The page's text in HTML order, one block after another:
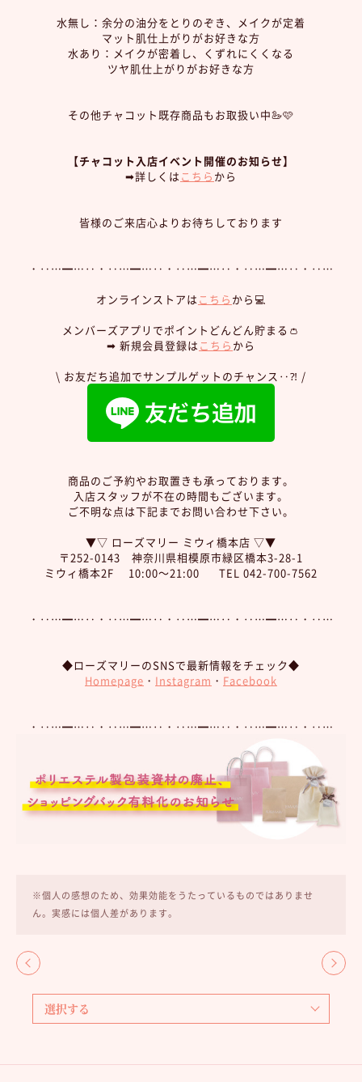
水無し：余分の油分をとりのぞき、メイクが定着
マット肌仕上がりがお好きな方
水あり：メイクが密着し、くずれにくくなる
ツヤ肌仕上がりがお好きな方
その他チャコット既存商品もお取扱い中🦢🩷
【チャコット入店イベント開催のお知らせ】
➡︎詳しくは こちら から
皆様のご来店心よりお待ちしております
・‥…━…‥・‥…━…‥・‥…━…‥・‥…━…‥・‥…
オンラインストアは こちら から💻
メンバーズアプリでポイントどんどん貯まる👛
➡︎ 新規会員登録は こちら から
\ お友だち追加でサンプルゲットのチャンス‥⁈ /
商品のご予約やお取置きも承っております。
入店スタッフが不在の時間もございます。
ご不明な点は下記までお問い合わせ下さい。
▼▽ ローズマリー ミウィ橋本店 ▽▼
〒252-0143 神奈川県相模原市緑区橋本3-28-1
ミウィ橋本2F 10:00～21:00 TEL 042-700-7562
・‥…━…‥・‥…━…‥・‥…━…‥・‥…━…‥・‥…
◆ローズマリーのSNSで最新情報をチェック◆
Homepage ・ Instagram ・ Facebook
・‥…━…‥・‥…━…‥・‥…━…‥・‥…━…‥・‥…
※個人の感想のため、効果効能をうたっているものではありませ
ん。実感には個人差があります。